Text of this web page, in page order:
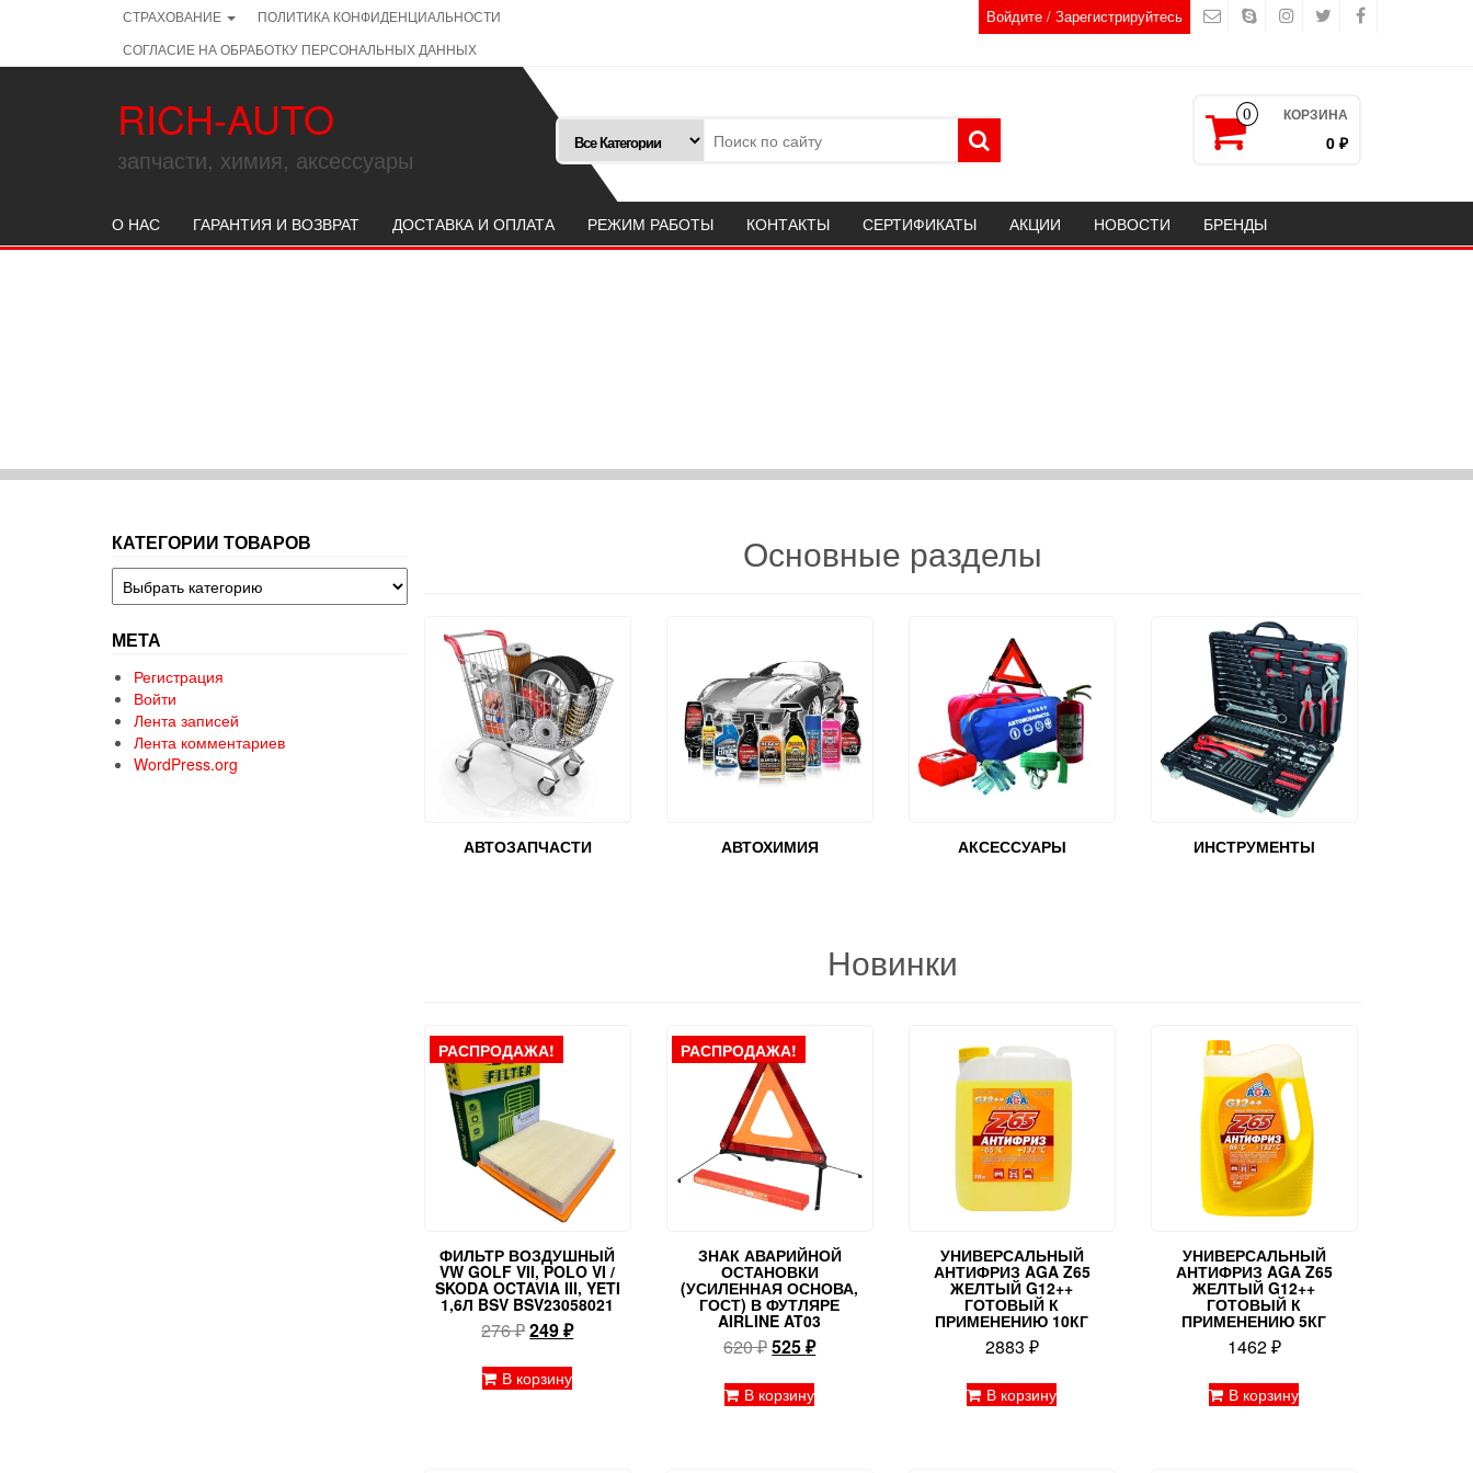
СТРАХОВАНИЕ
ПОЛИТИКА КОНФИДЕНЦИАЛЬНОСТИ
СОГЛАСИЕ НА ОБРАБОТКУ ПЕРСОНАЛЬНЫХ ДАННЫХ
Войдите / Зарегистрируйтесь
RICH-AUTO
запчасти, химия, аксессуары
0 КОРЗИНА
0 ₽
О НАС ГАРАНТИЯ И ВОЗВРАТ ДОСТАВКА И ОПЛАТА РЕЖИМ РАБОТЫ КОНТАКТЫ СЕРТИФИКАТЫ АКЦИИ НОВОСТИ БРЕНДЫ
КАТЕГОРИИ ТОВАРОВ
МЕТА
Регистрация
Войти
Лента записей
Лента комментариев
WordPress.org
Основные разделы
АВТОЗАПЧАСТИ АВТОХИМИЯ АКСЕССУАРЫ ИНСТРУМЕНТЫ
Новинки
РАСПРОДАЖА!
ФИЛЬТР ВОЗДУШНЫЙ
VW GOLF VII, POLO VI /
SKODA OCTAVIA III, YETI
1,6Л BSV BSV23058021
276₽Первоначальная
составляла
249₽Текущая
В корзину
РАСПРОДАЖА!
ЗНАК АВАРИЙНОЙ
ОСТАНОВКИ
(УСИЛЕННАЯ ОСНОВА,
ГОСТ) В ФУТЛЯРЕ
AIRLINE AT03
620₽Первоначальная
составляла
525₽Текущая
В корзину
УНИВЕРСАЛЬНЫЙ
АНТИФРИЗ AGA Z65
ЖЕЛТЫЙ G12++
ГОТОВЫЙ К
ПРИМЕНЕНИЮ 10КГ
2883 ₽
В корзину
УНИВЕРСАЛЬНЫЙ
АНТИФРИЗ AGA Z65
ЖЕЛТЫЙ G12++
ГОТОВЫЙ К
ПРИМЕНЕНИЮ 5КГ
1462₽
В корзину